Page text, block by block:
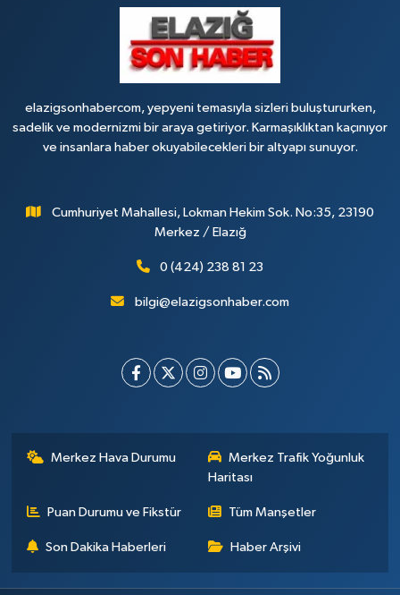
elazigsonhabercom, yepyeni temasıyla sizleri buluştururken,
sadelik ve modernizmi bir araya getiriyor. Karmaşıklıktan kaçınıyor
ve insanlara haber okuyabilecekleri bir altyapı sunuyor.
Cumhuriyet Mahallesi, Lokman Hekim Sok. No:35, 23190
Merkez / Elazığ
0 (424) 238 81 23
bilgi@elazigsonhaber.com
Merkez Hava Durumu
Merkez Trafik Yoğunluk
Haritası
Puan Durumu ve Fikstür Tüm Manşetler
Son Dakika Haberleri Haber Arşivi